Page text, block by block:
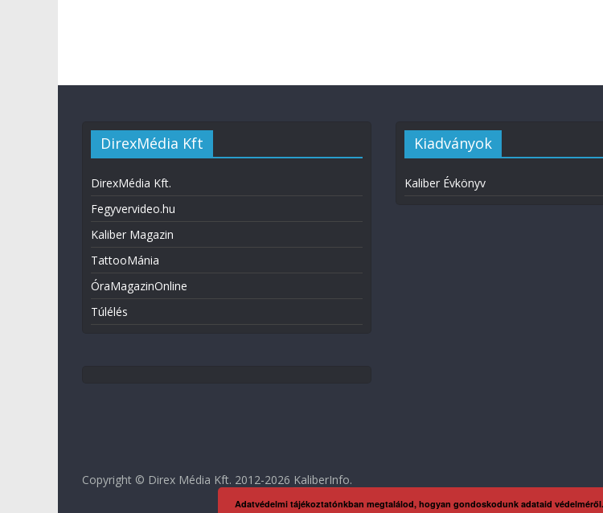
DirexMédia Kft
DirexMédia Kft.
Fegyvervideo.hu
Kaliber Magazin
TattooMánia
ÓraMagazinOnline
Túlélés
Kiadványok
Kaliber Évkönyv
Copyright © Direx Média Kft. 2012-2026 KaliberInfo.
Adatvédelmi tájékoztatónkban megtalálod, hogyan gondoskodunk adataid